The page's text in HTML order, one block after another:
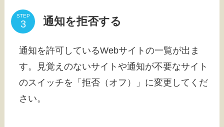
STEP 通知を拒否する
通知を許可しているWebサイトの一覧が出ま
す。見覚えのないサイトや通知が不要なサイト
のスイッチを「拒否（オフ）」に変更してくだ
さい。